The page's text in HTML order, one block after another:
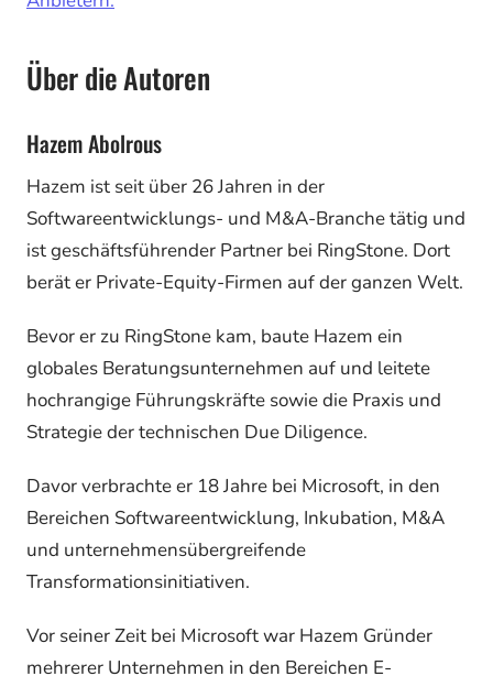
Über die Autoren
Hazem Abolrous
Hazem ist seit über 26 Jahren in der
Softwareentwicklungs- und M&A-Branche tätig und
ist geschäftsführender Partner bei RingStone. Dort
berät er Private-Equity-Firmen auf der ganzen Welt.
Bevor er zu RingStone kam, baute Hazem ein
globales Beratungsunternehmen auf und leitete
hochrangige Führungskräfte sowie die Praxis und
Strategie der technischen Due Diligence.
Davor verbrachte er 18 Jahre bei Microsoft, in den
Bereichen Softwareentwicklung, Inkubation, M&A
und unternehmensübergreifende
Transformationsinitiativen.
Vor seiner Zeit bei Microsoft war Hazem Gründer
mehrerer Unternehmen in den Bereichen E-